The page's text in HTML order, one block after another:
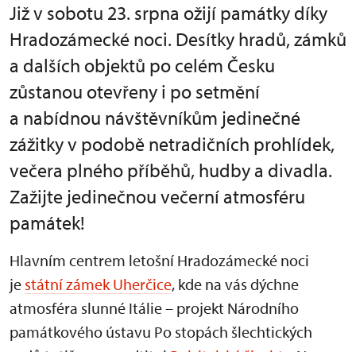
Již v sobotu 23. srpna ožijí památky díky
Hradozámecké noci. Desítky hradů, zámků
a dalších objektů po celém Česku
zůstanou otevřeny i po setmění
a nabídnou návštěvníkům jedinečné
zážitky v podobě netradičních prohlídek,
večera plného příběhů, hudby a divadla.
Zažijte jedinečnou večerní atmosféru
památek!
Hlavním centrem letošní Hradozámecké noci
je státní zámek Uherčice, kde na vás dýchne
atmosféra slunné Itálie – projekt Národního
památkového ústavu Po stopách šlechtických